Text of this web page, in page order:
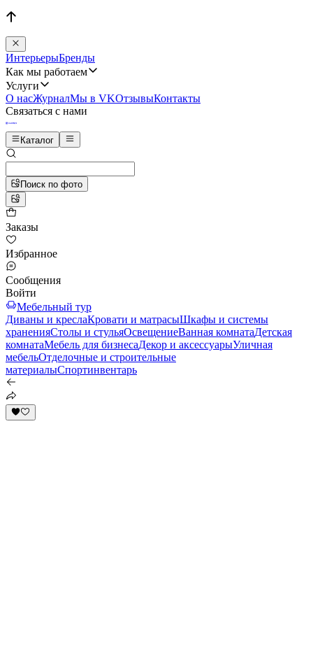
ИнтерьерыБренды
Как мы работаем
Услуги
О насЖурналМы в VKОтзывыКонтакты
Связаться с нами
Каталог
Поиск по фото
Заказы
Избранное
Сообщения
Войти
Мебельный тур
Диваны и креслаКровати и матрасыШкафы и системы
храненияСтолы и стульяОсвещениеВанная комнатаДетская
комнатаМебель для бизнесаДекор и аксессуарыУличная
мебельОтделочные и строительные
материалыСпортинвентарь